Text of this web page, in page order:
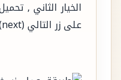
على زر التالي (next) .